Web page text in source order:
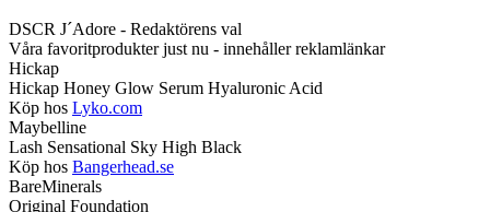
DSCR J´Adore - Redaktörens val
Våra favoritprodukter just nu - innehåller reklamlänkar
Hickap
Hickap Honey Glow Serum Hyaluronic Acid
Köp hos Lyko.com
Maybelline
Lash Sensational Sky High Black
Köp hos Bangerhead.se
BareMinerals
Original Foundation